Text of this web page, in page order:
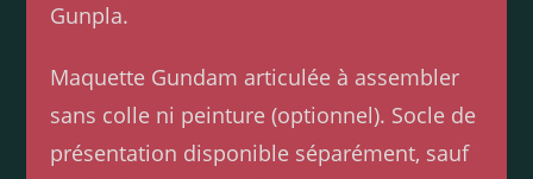
Gunpla.
Maquette Gundam articulée à assembler
sans colle ni peinture (optionnel). Socle de
présentation disponible séparément, sauf